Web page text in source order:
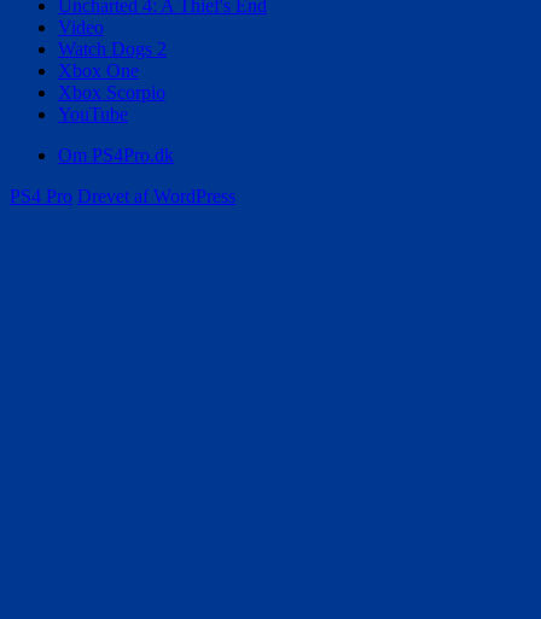
Uncharted 4: A Thief's End
Video
Watch Dogs 2
Xbox One
Xbox Scorpio
YouTube
Om PS4Pro.dk
PS4 Pro Drevet af WordPress